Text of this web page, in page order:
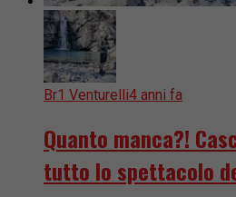
Br1 Venturelli4 anni fa
Quanto manca?!
tutto lo spettacolo